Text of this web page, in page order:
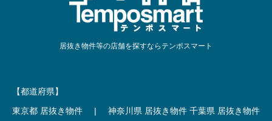
居抜き物件等の店舗を探すならテンポスマート
【都道府県】
東京都 居抜き物件
| 神奈川県 居抜き物件 千葉県 居抜き物件